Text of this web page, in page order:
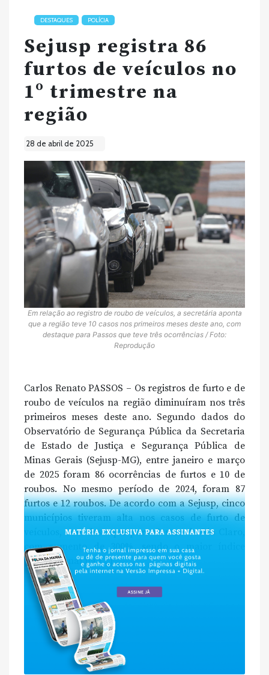
DESTAQUES POLÍCIA
Sejusp registra 86
furtos de veículos no
1º trimestre na
região
28 de abril de 2025
Em relação ao registro de roubo de veículos, a secretária aponta
que a região teve 10 casos nos primeiros meses deste ano, com
destaque para Passos que teve três ocorrências / Foto:
Reprodução
Carlos Renato PASSOS – Os registros de furto e de
roubo de veículos na região diminuíram nos três
primeiros meses deste ano. Segundo dados do
Observatório de Segurança Pública da Secretaria
de Estado de Justiça e Segurança Pública de
Minas Gerais (Sejusp-MG), entre janeiro e março
de 2025 foram 86 ocorrências de furtos e 10 de
roubos. No mesmo período de 2024, foram 87
furtos e 12 roubos. De acordo com a Sejusp, cinco
municípios tiveram alta nos casos de furto de
veículos, com destaque para Carmo do Rio Claro,
com aumento de 300%, sendo o maior índice
proporcional na […]